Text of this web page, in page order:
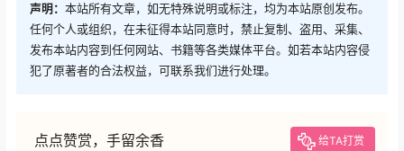
声明： 本站所有文章，如无特殊说明或标注，均为本站原创发布。
任何个人或组织，在未征得本站同意时，禁止复制、盗用、采集、
发布本站内容到任何网站、书籍等各类媒体平台。如若本站内容侵
犯了原著者的合法权益，可联系我们进行处理。
点点赞赏，手留余香 给TA打赏